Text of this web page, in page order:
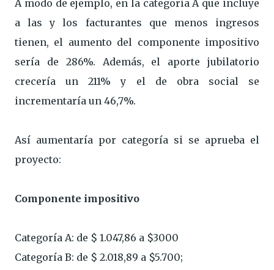
A modo de ejemplo, en la categoría A que incluye
a las y los facturantes que menos ingresos
tienen, el aumento del componente impositivo
sería de 286%. Además, el aporte jubilatorio
crecería un 211% y el de obra social se
incrementaría un 46,7%.
Así aumentaría por categoría si se aprueba el
proyecto:
Componente impositivo
Categoría A: de $ 1.047,86 a $3000
Categoría B: de $ 2.018,89 a $5.700;